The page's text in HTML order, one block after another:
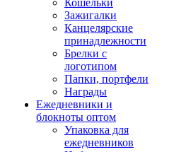
Кошельки
Зажигалки
Канцелярские
принадлежности
Брелки с
логотипом
Папки, портфели
Награды
Ежедневники и
блокноты оптом
Упаковка для
ежедневников